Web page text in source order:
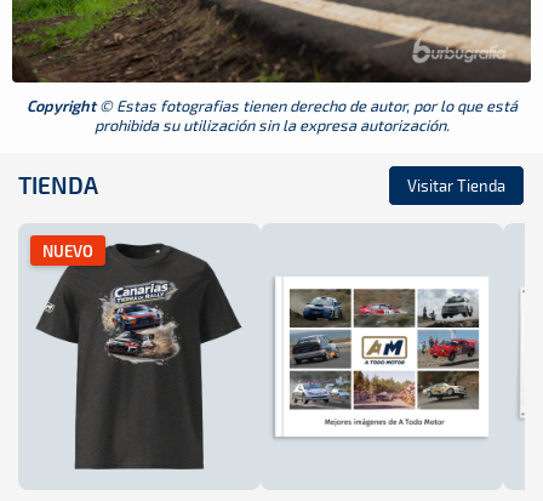
Copyright© Estas fotografias tienen derecho de autor, por lo que está
prohibida su utilización sin la expresa autorización.
TIENDA Visitar Tienda
NUEVO